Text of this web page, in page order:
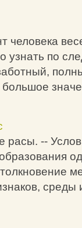
человека
узнать по
расы. --
среды